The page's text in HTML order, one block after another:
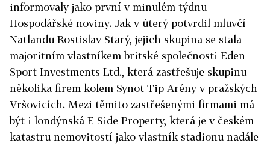
informovaly jako první v minulém týdnu
Hospodářské noviny. Jak v úterý potvrdil mluvčí
Natlandu Rostislav Starý, jejich skupina se stala
majoritním vlastníkem britské společnosti Eden
Sport Investments Ltd., která zastřešuje skupinu
několika firem kolem Synot Tip Arény v pražských
Vršovicích. Mezi těmito zastřešenými firmami má
být i londýnská E Side Property, která je v českém
katastru nemovitostí jako vlastník stadionu nadále